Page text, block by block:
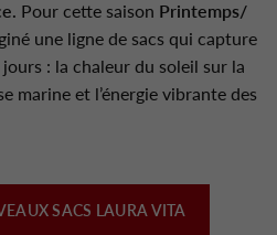
Pour cette saison Printemps/
une ligne de sacs qui capture
jours : la chaleur du soleil sur la
marine et l’énergie vibrante des
SACS LAURA VITA